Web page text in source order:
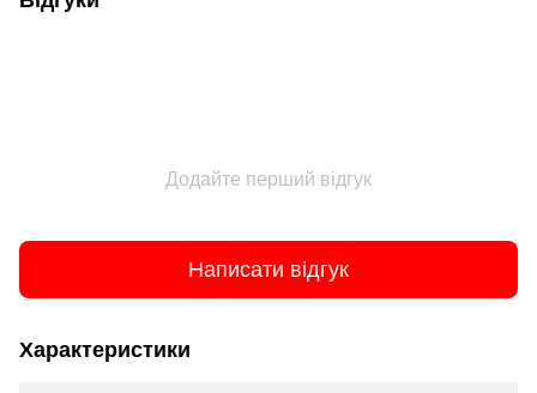
Додайте перший відгук
Написати відгук
Характеристики